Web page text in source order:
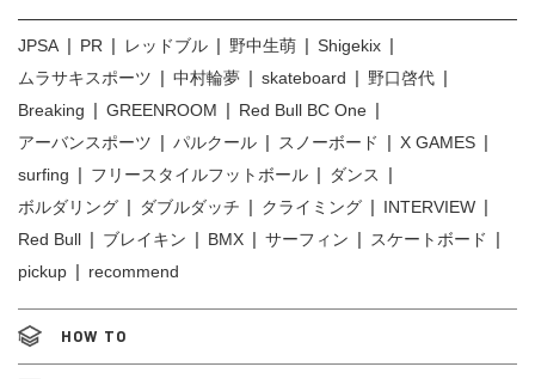
JPSA PR レッドブル 野中生萌
Shigekix
ムラサキスポーツ
中村輪夢 skateboard
野口啓代
Breaking
GREENROOM
Red Bull BC One
アーバンスポーツ
パルクール スノーボード
X GAMES
surfing
フリースタイルフットボール
ダンス
ボルダリング
ダブルダッチ クライミング
INTERVIEW
Red Bull
ブレイキン BMX サーフィン
スケートボード
pickup
recommend
HOW TO